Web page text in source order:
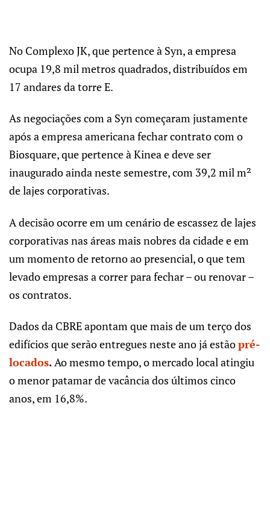
No Complexo JK, que pertence à Syn, a empresa
ocupa 19,8 mil metros quadrados, distribuídos em
17 andares da torre E.
As negociações com a Syn começaram justamente
após a empresa americana fechar contrato com o
Biosquare, que pertence à Kinea e deve ser
inaugurado ainda neste semestre, com 39,2 mil m²
de lajes corporativas.
A decisão ocorre em um cenário de escassez de lajes
corporativas nas áreas mais nobres da cidade e em
um momento de retorno ao presencial, o que tem
levado empresas a correr para fechar – ou renovar –
os contratos.
Dados da CBRE apontam que mais de um terço dos
edifícios que serão entregues neste ano já estãopré-
locados.Ao mesmo tempo, o mercado local atingiu
o menor patamar de vacância dos últimos cinco
anos, em 16,8%.